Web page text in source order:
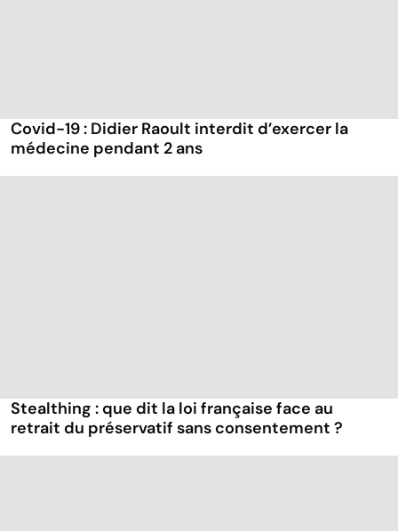
Covid-19 : Didier Raoult interdit d’exercer la
médecine pendant 2 ans
Stealthing : que dit la loi française face au
retrait du préservatif sans consentement ?